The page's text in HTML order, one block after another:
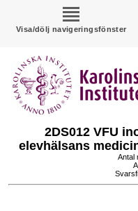
Visa/dölj navigeringsfönster
2DS012 VFU
elevhälsans
Antal